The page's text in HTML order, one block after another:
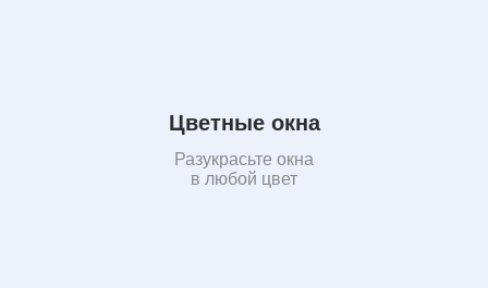
Цветные окна
Разукрасьте окна
в любой цвет